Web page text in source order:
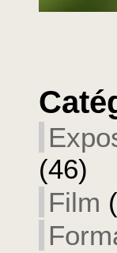
(46)
Film